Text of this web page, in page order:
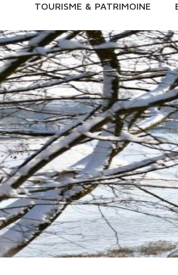
TOURISME & PATRIMOINE
Vous êtes ici :